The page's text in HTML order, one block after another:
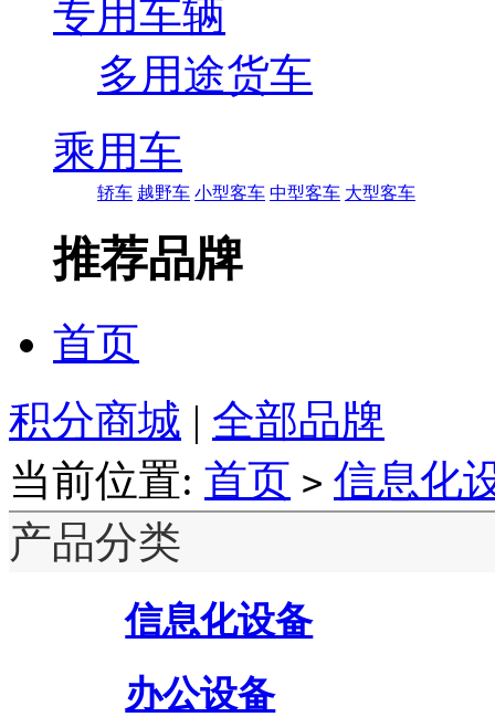
专用车辆
多用途货车
乘用车
轿车 越野车 小型客车 中型客车 大型客车
推荐品牌
首页
积分商城 | 全部品牌
当前位置: 首页 > 信息化
产品分类
信息化设备
办公设备